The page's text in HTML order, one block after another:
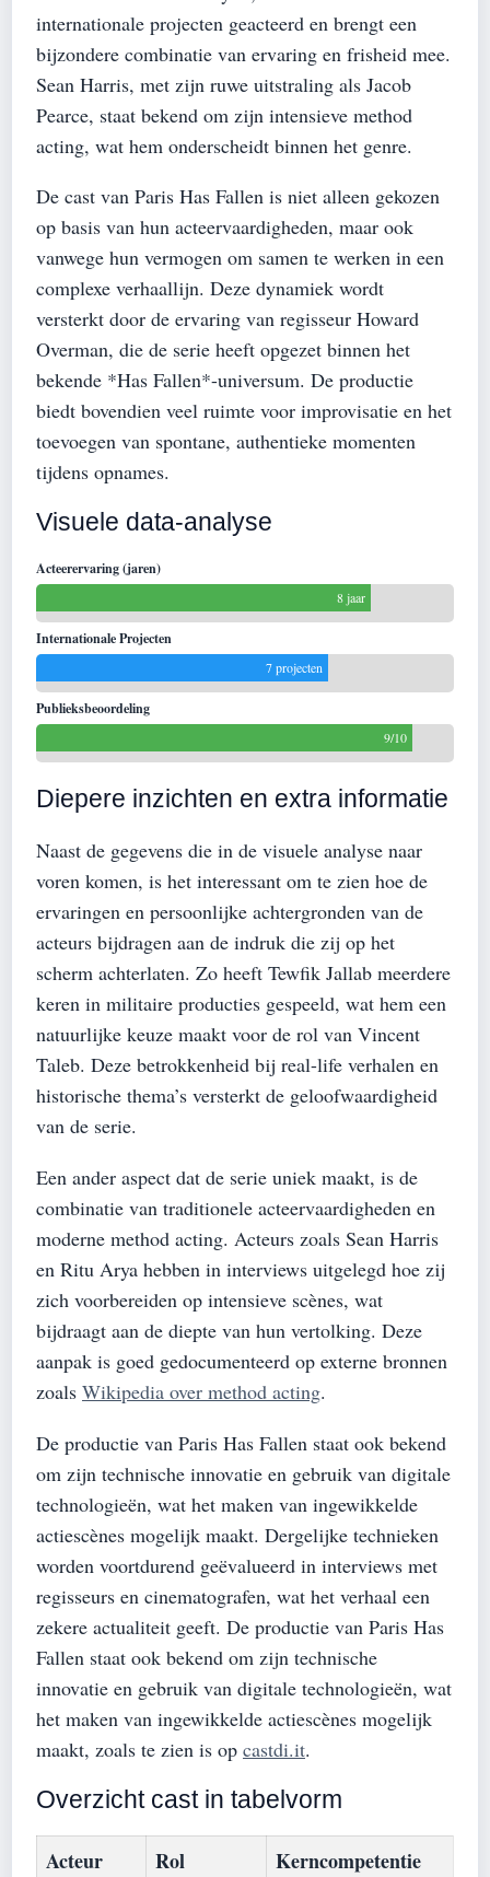
internationale projecten geacteerd en brengt een
bijzondere combinatie van ervaring en frisheid mee.
Sean Harris, met zijn ruwe uitstraling als Jacob
Pearce, staat bekend om zijn intensieve method
acting, wat hem onderscheidt binnen het genre.
De cast van Paris Has Fallen is niet alleen gekozen
op basis van hun acteervaardigheden, maar ook
vanwege hun vermogen om samen te werken in een
complexe verhaallijn. Deze dynamiek wordt
versterkt door de ervaring van regisseur Howard
Overman, die de serie heeft opgezet binnen het
bekende *Has Fallen*-universum. De productie
biedt bovendien veel ruimte voor improvisatie en het
toevoegen van spontane, authentieke momenten
tijdens opnames.
Visuele data-analyse
Acteerervaring (jaren)
8 jaar
Internationale Projecten
7 projecten
Publieksbeoordeling
9/10
Diepere inzichten en extra informatie
Naast de gegevens die in de visuele analyse naar
voren komen, is het interessant om te zien hoe de
ervaringen en persoonlijke achtergronden van de
acteurs bijdragen aan de indruk die zij op het
scherm achterlaten. Zo heeft Tewfik Jallab meerdere
keren in militaire producties gespeeld, wat hem een
natuurlijke keuze maakt voor de rol van Vincent
Taleb. Deze betrokkenheid bij real-life verhalen en
historische thema’s versterkt de geloofwaardigheid
van de serie.
Een ander aspect dat de serie uniek maakt, is de
combinatie van traditionele acteervaardigheden en
moderne method acting. Acteurs zoals Sean Harris
en Ritu Arya hebben in interviews uitgelegd hoe zij
zich voorbereiden op intensieve scènes, wat
bijdraagt aan de diepte van hun vertolking. Deze
aanpak is goed gedocumenteerd op externe bronnen
zoals Wikipedia over method acting.
De productie van Paris Has Fallen staat ook bekend
om zijn technische innovatie en gebruik van digitale
technologieën, wat het maken van ingewikkelde
actiescènes mogelijk maakt. Dergelijke technieken
worden voortdurend geëvalueerd in interviews met
regisseurs en cinematografen, wat het verhaal een
zekere actualiteit geeft. De productie van Paris Has
Fallen staat ook bekend om zijn technische
innovatie en gebruik van digitale technologieën, wat
het maken van ingewikkelde actiescènes mogelijk
maakt, zoals te zien is op castdi.it.
Overzicht cast in tabelvorm
Acteur Rol Kerncompetentie